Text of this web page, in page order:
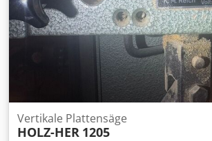
Vertikale Plattensäge
HOLZ-HER 1205